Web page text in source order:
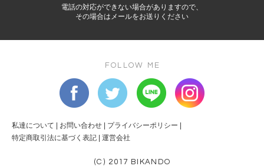
電話の対応ができない場合がありますので、
その場合はメールをお送りください
FOLLOW ME
私達について お問い合わせ プライバシーポリシー
特定商取引法に基づく表記
運営会社
(C) 2017 BIKANDO